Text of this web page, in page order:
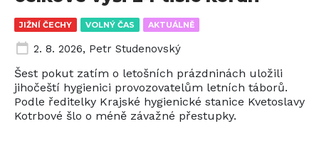
JIŽNÍ ČECHY VOLNÝ ČAS AKTUÁLNĚ
2. 8. 2026, Petr Studenovský
Šest pokut zatím o letošních prázdninách uložili
jihočeští hygienici provozovatelům letních táborů.
Podle ředitelky Krajské hygienické stanice Kvetoslavy
Kotrbové šlo o méně závažné přestupky.